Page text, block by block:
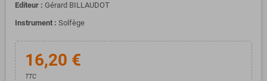
Editeur : Gérard BILLAUDOT
Instrument : Solfège
16,20 €
TTC